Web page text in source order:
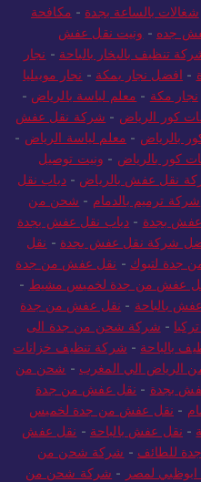
بجدة-تنظيف كنب بالبخار بجدة
شغالات بالساعة بجدة-مكافحة
جده-ونيت نقل عفش
تنظيف بالبخار بالباحة -نجار
-افضل نجار بمكة- نجار موبيليا
نجار مكة-معلم لياسة بالرياض-
كور الرياض- شركة نقل عفش
بالرياض -معلم لياسة الرياض
كور بالرياض- ونيت توصيل
نقل عفش بالرياض -دباب نقل
شركة ترميم بالدمام-
شحن من
بجدة-دباب نقل عفش بجدة
شركة نقل عفش بجدة -نقل
جدة لتبوك-نقل عفش من جدة
عفش من جدة لخميس مشيط-
بالباحة-نقل عفش من جدة
-شركة شحن من جدة الى
بالباحة-
شركة تنظيف خزانات
الرياض الي المغرب -شحن من
بجدة -نقل عفش من جدة
-نقل عفش من جدة لخميس
-نقل عفش بالباحة -نقل عفش
للطائف- شركة شحن من